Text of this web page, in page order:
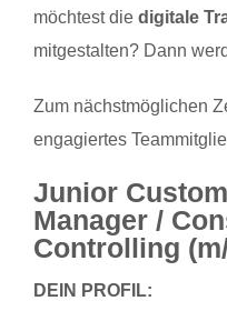
möchtest die digitale
mitgestalten? Dann
Zum nächstmöglichen
engagiertes
Junior
Manager /
Controlling
DEIN PROFIL: